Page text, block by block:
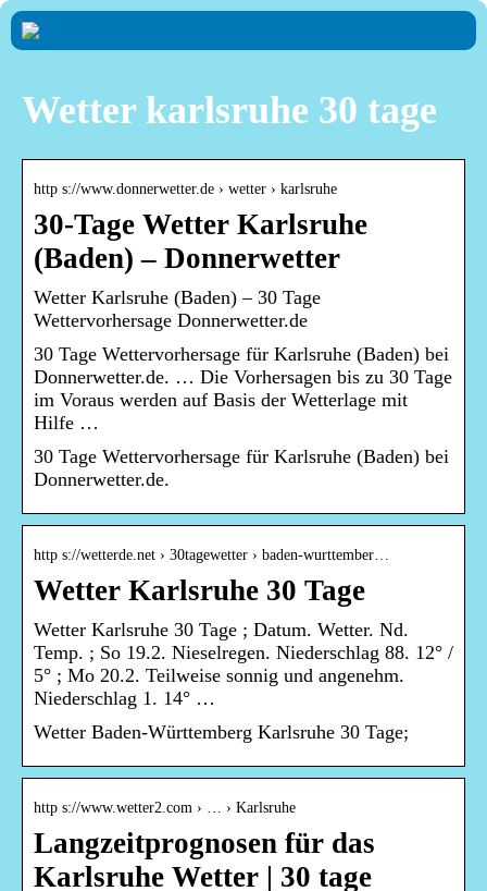
Wetter karlsruhe 30 tage
http s://www.donnerwetter.de › wetter › karlsruhe
30-Tage Wetter Karlsruhe
(Baden) – Donnerwetter
Wetter Karlsruhe (Baden) – 30 Tage
Wettervorhersage Donnerwetter.de
30 Tage Wettervorhersage für Karlsruhe (Baden) bei
Donnerwetter.de. … Die Vorhersagen bis zu 30 Tage
im Voraus werden auf Basis der Wetterlage mit
Hilfe …
30 Tage Wettervorhersage für Karlsruhe (Baden) bei
Donnerwetter.de.
http s://wetterde.net › 30tagewetter › baden-wurttember…
Wetter Karlsruhe 30 Tage
Wetter Karlsruhe 30 Tage ; Datum. Wetter. Nd.
Temp. ; So 19.2. Nieselregen. Niederschlag 88. 12° /
5° ; Mo 20.2. Teilweise sonnig und angenehm.
Niederschlag 1. 14° …
Wetter Baden-Württemberg Karlsruhe 30 Tage;
http s://www.wetter2.com › … › Karlsruhe
Langzeitprognosen für das
Karlsruhe Wetter | 30 tage